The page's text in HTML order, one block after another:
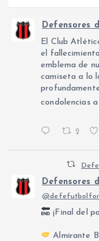
Defensores
El Club
el
emblema de
camiseta a lo
condolencias
2
Defensores
¡Final del
Almirante